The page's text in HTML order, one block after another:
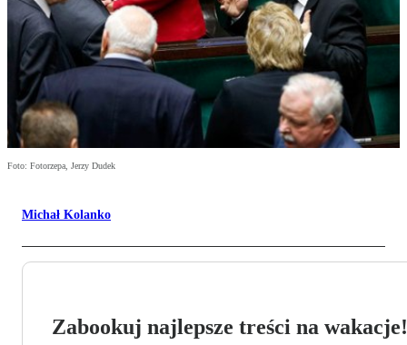
Foto: Fotorzepa, Jerzy Dudek
Michał Kolanko
Zabookuj najlepsze treści na wakacje!